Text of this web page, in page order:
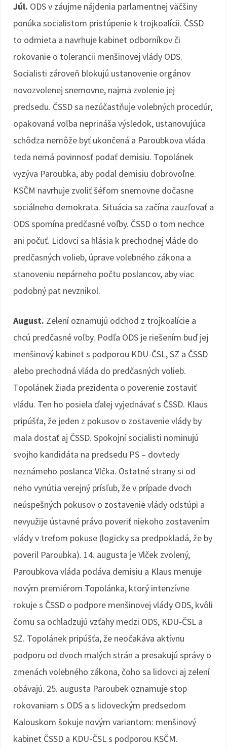
Júl. ODS v záujme nájdenia parlamentnej väčšiny
ponúka socialistom pristúpenie k trojkoalícii. ČSSD
to odmieta a navrhuje kabinet odborníkov či
rokovanie o tolerancii menšinovej vlády ODS.
Socialisti zároveň blokujú ustanovenie orgánov
novozvolenej snemovne, najmä zvolenie jej
predsedu. ČSSD sa nezúčastňuje volebných procedúr,
opakovaná voľba neprináša výsledok, ustanovujúca
schôdza nemôže byť ukončená a Paroubkova vláda
teda nemá povinnosť podať demisiu. Topolánek
vyzýva Paroubka, aby podal demisiu dobrovoľne.
KSČM navrhuje zvoliť šéfom snemovne dočasne
sociálneho demokrata. Situácia sa začína zauzľovať a
ODS spomína predčasné voľby. ČSSD o tom nechce
ani počuť. Lidovci sa hlásia k prechodnej vláde do
predčasných volieb, úprave volebného zákona a
stanoveniu nepárneho počtu poslancov, aby viac
podobný pat nevznikol.
August. Zelení oznamujú odchod z trojkoalície a
chcú predčasné voľby. Podľa ODS je riešením buď jej
menšinový kabinet s podporou KDU-ČSL, SZ a ČSSD
alebo prechodná vláda do predčasných volieb.
Topolánek žiada prezidenta o poverenie zostaviť
vládu. Ten ho posiela ďalej vyjednávať s ČSSD. Klaus
pripúšťa, že jeden z pokusov o zostavenie vlády by
mala dostať aj ČSSD. Spokojní socialisti nominujú
svojho kandidáta na predsedu PS – dovtedy
neznámeho poslanca Vlčka. Ostatné strany si od
neho vynútia verejný prísľub, že v prípade dvoch
neúspešných pokusov o zostavenie vlády odstúpi a
nevyužije ústavné právo poveriť niekoho zostavením
vlády v treťom pokuse (logicky sa predpokladá, že by
poveril Paroubka). 14. augusta je Vlček zvolený,
Paroubkova vláda podáva demisiu a Klaus menuje
novým premiérom Topolánka, ktorý intenzívne
rokuje s ČSSD o podpore menšinovej vlády ODS, kvôli
čomu sa ochladzujú vzťahy medzi ODS, KDU-ČSL a
SZ. Topolánek pripúšťa, že neočakáva aktívnu
podporu od dvoch malých strán a presakujú správy o
zmenách volebného zákona, čoho sa lidovci aj zelení
obávajú. 25. augusta Paroubek oznamuje stop
rokovaniam s ODS a s lidoveckým predsedom
Kalouskom šokuje novým variantom: menšinový
kabinet ČSSD a KDU-ČSL s podporou KSČM.